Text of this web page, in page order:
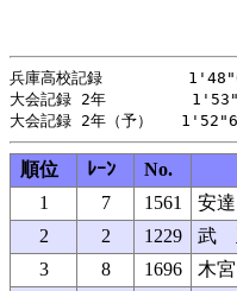
兵庫高校記録
大会記録 2年
順位 ﾚｰﾝ No.
1
7 1561 安
2
2 1229 武
3
8 1696 木